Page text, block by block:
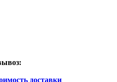
доставки